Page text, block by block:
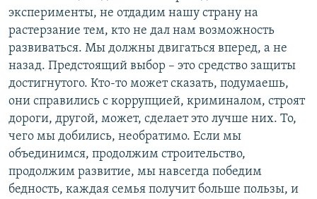
эксперименты, не отдадим нашу страну на
растерзание тем, кто не дал нам возможность
развиваться. Мы должны двигаться вперед, а не
назад. Предстоящий выбор – это средство защиты
достигнутого. Кто-то может сказать, подумаешь,
они справились с коррупцией, криминалом, строят
дороги, другой, может, сделает это лучше них. То,
чего мы добились, необратимо. Если мы
объединимся, продолжим строительство,
продолжим развитие, мы навсегда победим
бедность, каждая семья получит больше пользы, и